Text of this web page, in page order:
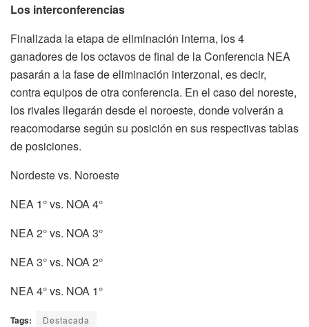
Los interconferencias
Finalizada la etapa de eliminación interna, los 4
ganadores de los octavos de final de la Conferencia NEA
pasarán a la fase de eliminación interzonal, es decir,
contra equipos de otra conferencia. En el caso del noreste,
los rivales llegarán desde el noroeste, donde volverán a
reacomodarse según su posición en sus respectivas tablas
de posiciones.
Nordeste vs. Noroeste
NEA 1° vs. NOA 4°
NEA 2° vs. NOA 3°
NEA 3° vs. NOA 2°
NEA 4° vs. NOA 1°
Tags: Destacada